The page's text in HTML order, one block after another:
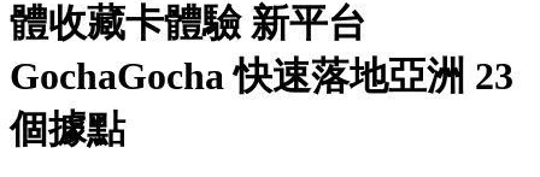
體收藏卡體驗 新平台
GochaGocha 快速落地亞洲 23
個據點